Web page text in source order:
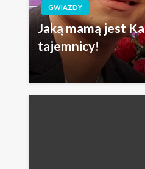
GWIAZDY
Jaką mamą jest
tajemnicy!